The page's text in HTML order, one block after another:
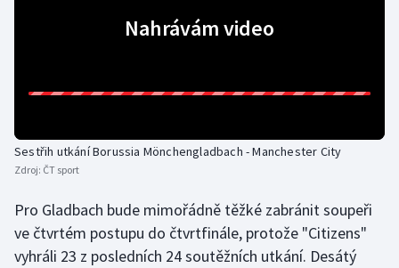
Nahrávám video
Sestřih utkání Borussia Mönchengladbach - Manchester City
Zdroj: ČT sport
Pro Gladbach bude mimořádně těžké zabránit soupeři
ve čtvrtém postupu do čtvrtfinále, protože "Citizens"
vyhráli 23 z posledních 24 soutěžních utkání. Desátý